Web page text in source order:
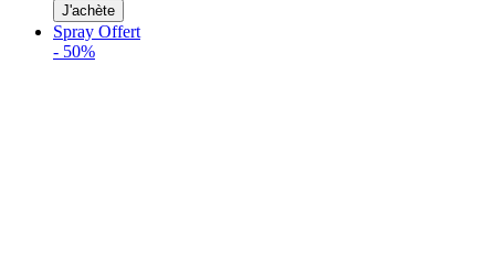
J'achète
Spray Offert
- 50%